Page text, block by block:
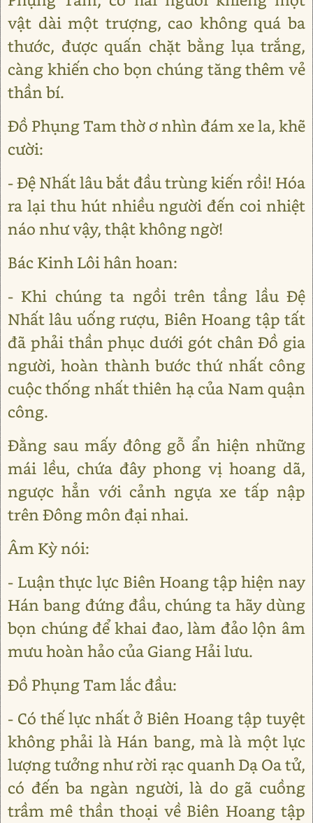
vật dài một trượng, cao không quá ba
thước, được quấn chặt bằng lụa trắng,
càng khiến cho bọn chúng tăng thêm vẻ
thần bí.
Đồ Phụng Tam thờ ơ nhìn đám xe la, khẽ
cười:
- Đệ Nhất lâu bắt đầu trùng kiến rồi! Hóa
ra lại thu hút nhiều người đến coi nhiệt
náo như vậy, thật không ngờ!
Bác Kinh Lôi hân hoan:
- Khi chúng ta ngồi trên tầng lầu Đệ
Nhất lâu uống rượu, Biên Hoang tập tất
đã phải thần phục dưới gót chân Đồ gia
người, hoàn thành bước thứ nhất công
cuộc thống nhất thiên hạ của Nam quận
công.
Đằng sau mấy đông gỗ ẩn hiện những
mái lều, chứa đây phong vị hoang dã,
ngược hẳn với cảnh ngựa xe tấp nập
trên Đông môn đại nhai.
Âm Kỳ nói:
- Luận thực lực Biên Hoang tập hiện nay
Hán bang đứng đầu, chúng ta hãy dùng
bọn chúng để khai đao, làm đảo lộn âm
mưu hoàn hảo của Giang Hải lưu.
Đồ Phụng Tam lắc đầu:
- Có thế lực nhất ở Biên Hoang tập tuyệt
không phải là Hán bang, mà là một lực
lượng tưởng như rời rạc quanh Dạ Oa tử,
có đến ba ngàn người, là do gã cuồng
trầm mê thần thoại về Biên Hoang tập